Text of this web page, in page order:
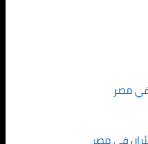
مصر
في مصر